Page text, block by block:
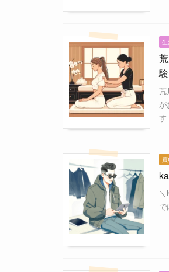
荒
す